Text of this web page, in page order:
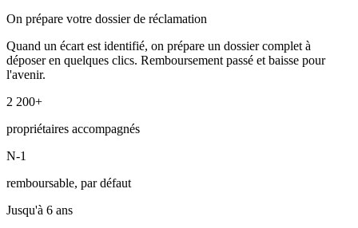
On prépare votre dossier de réclamation
Quand un écart est identifié, on prépare un dossier complet à
déposer en quelques clics. Remboursement passé et baisse pour
l'avenir.
2 200+
propriétaires accompagnés
N-1
remboursable, par défaut
Jusqu'à 6 ans